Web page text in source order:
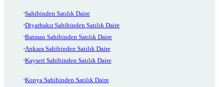
Sahibinden Satılık Daire
Diyarbakır Sahibinden Satılık Daire
Batman Sahibinden Satılık Daire
Ankara Sahibinden Satılık Daire
Kayseri Sahibinden Satılık Daire
Konya Sahibinden Satılık Daire